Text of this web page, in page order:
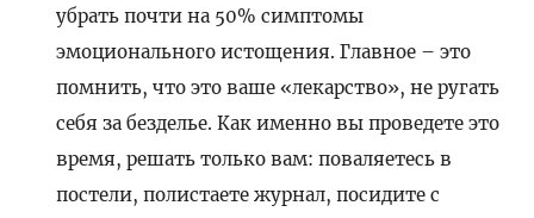
убрать почти на 50% симптомы
эмоционального истощения. Главное – это
помнить, что это ваше «лекарство», не ругать
себя за безделье. Как именно вы проведете это
время, решать только вам: поваляетесь в
постели, полистаете журнал, посидите с